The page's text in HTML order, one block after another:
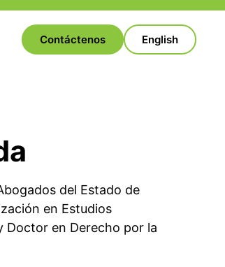
Contáctenos English
del Estado de
en Estudios
Doctor en Derecho por la